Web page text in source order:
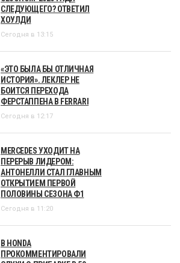
СЛЕДУЮЩЕГО? ОТВЕТИЛ
ХОУЛДИ
Сегодня в 13:15
«ЭТО БЫЛА БЫ ОТЛИЧНАЯ
ИСТОРИЯ». ЛЕКЛЕР НЕ
БОИТСЯ ПЕРЕХОДА
ФЕРСТАППЕНА В FERRARI
Сегодня в 12:17
MERCEDES УХОДИТ НА
ПЕРЕРЫВ ЛИДЕРОМ:
АНТОНЕЛЛИ СТАЛ ГЛАВНЫМ
ОТКРЫТИЕМ ПЕРВОЙ
ПОЛОВИНЫ СЕЗОНА Ф1
Сегодня в 11:20
В HONDA
ПРОКОММЕНТИРОВАЛИ